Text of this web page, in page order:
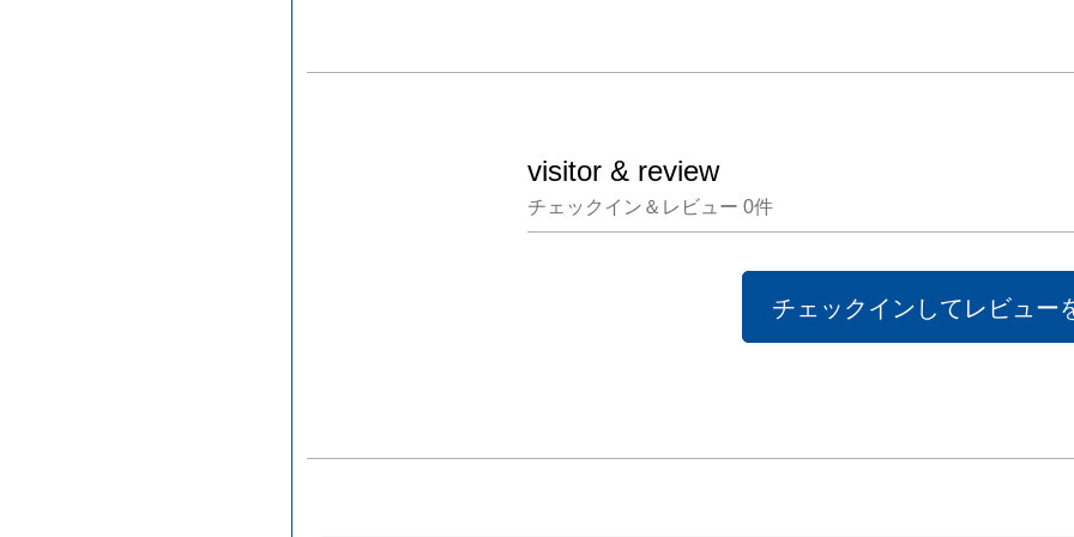
visitor & review
チェックイン＆レビュー 0件
チェックインしてレビュー